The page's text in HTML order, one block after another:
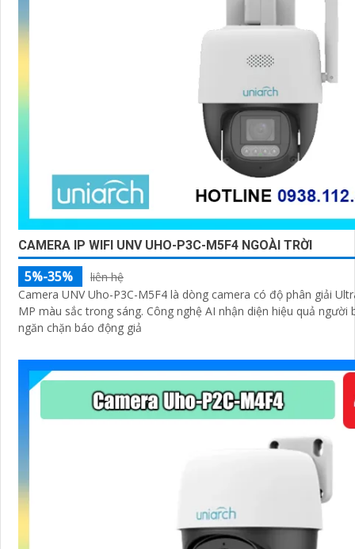
CAMERA IP WIFI UNV UHO-P3C-M5F4 NGOÀI TRỜI
5%-35%
liên hệ
Camera UNV Uho-P3C-M5F4 là dòng camera có độ phân giải
MP màu sắc trong sáng. Công nghệ AI nhận diện hiệu quả người
ngăn chặn báo động giả